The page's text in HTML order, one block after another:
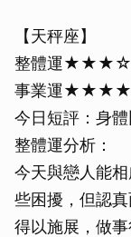
【天秤座】
整體運
事業運
今日短評：身體
整體運分析：
今天與戀人能
些困擾，但認
得以施展，做